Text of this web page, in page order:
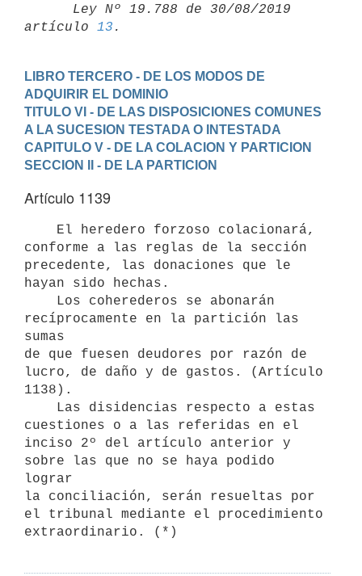
artículo 13
LIBRO TERCERO - DE LOS MODOS DE
ADQUIRIR EL DOMINIO
TITULO VI - DE LAS DISPOSICIONES COMUNES
A LA SUCESION TESTADA O INTESTADA
CAPITULO V - DE LA COLACION Y PARTICION
SECCION II - DE LA PARTICION
Artículo 1139
conforme a las reglas de la sección
precedente, las donaciones que le
hayan sido hechas.
recíprocamente en la partición las
sumas
de que fuesen deudores por razón de
lucro, de daño y de gastos. (Artículo
1138).
cuestiones o a las referidas en el
inciso 2º del artículo anterior y
sobre las que no se haya podido
lograr
la conciliación, serán resueltas por
el tribunal mediante el procedimiento